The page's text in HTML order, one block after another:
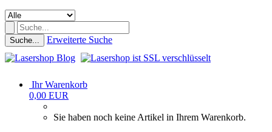
Suche... Erweiterte Suche
Ihr Warenkorb
0,00 EUR
Sie haben noch keine Artikel in Ihrem Warenkorb.